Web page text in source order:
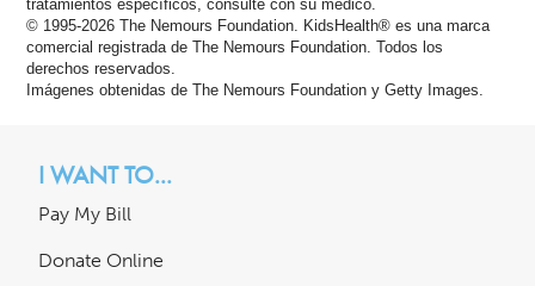
tratamientos específicos, consulte con su médico.
© 1995-2026 The Nemours Foundation. KidsHealth® es una marca
comercial registrada de The Nemours Foundation. Todos los
derechos reservados.
Imágenes obtenidas de The Nemours Foundation y Getty Images.
I WANT TO...
Pay My Bill
Donate Online